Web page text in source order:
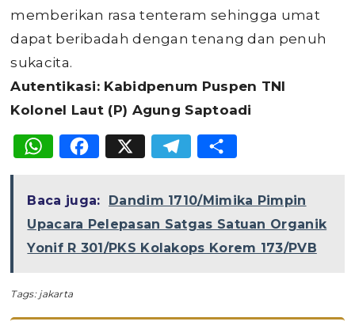
memberikan rasa tenteram sehingga umat
dapat beribadah dengan tenang dan penuh
sukacita.
Autentikasi: Kabidpenum Puspen TNI
Kolonel Laut (P) Agung Saptoadi
WhatsApp
Facebook
X Telegram
Baca juga:
Dandim 1710/Mimika Pimpin
Upacara Pelepasan Satgas Satuan Organik
Yonif R 301/PKS Kolakops Korem 173/PVB
Tags: jakarta